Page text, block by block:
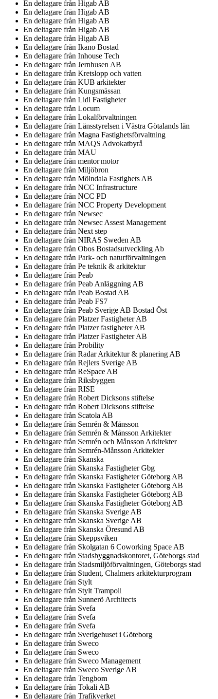
En deltagare från Higab AB
En deltagare från Higab AB
En deltagare från Higab AB
En deltagare från Higab AB
En deltagare från Higab AB
En deltagare från Ikano Bostad
En deltagare från Inhouse Tech
En deltagare från Jernhusen AB
En deltagare från Kretslopp och vatten
En deltagare från KUB arkitekter
En deltagare från Kungsmässan
En deltagare från Lidl Fastigheter
En deltagare från Locum
En deltagare från Lokalförvaltningen
En deltagare från Länsstyrelsen i Västra Götalands län
En deltagare från Magna Fastighetsförvaltning
En deltagare från MAQS Advokatbyrå
En deltagare från MAU
En deltagare från mentor|motor
En deltagare från Miljöbron
En deltagare från Mölndala Fastighets AB
En deltagare från NCC Infrastructure
En deltagare från NCC PD
En deltagare från NCC Property Development
En deltagare från Newsec
En deltagare från Newsec Assest Management
En deltagare från Next step
En deltagare från NIRAS Sweden AB
En deltagare från Obos Bostadsutveckling Ab
En deltagare från Park- och naturförvaltningen
En deltagare från Pe teknik & arkitektur
En deltagare från Peab
En deltagare från Peab Anläggning AB
En deltagare från Peab Bostad AB
En deltagare från Peab FS7
En deltagare från Peab Sverige AB Bostad Öst
En deltagare från Platzer Fastigheter AB
En deltagare från Platzer fastigheter AB
En deltagare från Platzer Fastigheter AB
En deltagare från Probility
En deltagare från Radar Arkitektur & planering AB
En deltagare från Rejlers Sverige AB
En deltagare från ReSpace AB
En deltagare från Riksbyggen
En deltagare från RISE
En deltagare från Robert Dicksons stiftelse
En deltagare från Robert Dicksons stiftelse
En deltagare från Scatola AB
En deltagare från Semrén & Månsson
En deltagare från Semrén & Månsson Arkitekter
En deltagare från Semrén och Månsson Arkitekter
En deltagare från Semrén-Månsson Arkitekter
En deltagare från Skanska
En deltagare från Skanska Fastigheter Gbg
En deltagare från Skanska Fastigheter Göteborg AB
En deltagare från Skanska Fastigheter Göteborg AB
En deltagare från Skanska Fastigheter Göteborg AB
En deltagare från Skanska Fastigheter Göteborg AB
En deltagare från Skanska Sverige AB
En deltagare från Skanska Sverige AB
En deltagare från Skanska Öresund AB
En deltagare från Skeppsviken
En deltagare från Skolgatan 6 Coworking Space AB
En deltagare från Stadsbyggnadskontoret, Göteborgs stad
En deltagare från Stadsmiljöförvaltningen, Göteborgs stad
En deltagare från Student, Chalmers arkitekturprogram
En deltagare från Stylt
En deltagare från Stylt Trampoli
En deltagare från Sunnerö Architects
En deltagare från Svefa
En deltagare från Svefa
En deltagare från Svefa
En deltagare från Sverigehuset i Göteborg
En deltagare från Sweco
En deltagare från Sweco
En deltagare från Sweco Management
En deltagare från Sweco Sverige AB
En deltagare från Tengbom
En deltagare från Tokali AB
En deltagare från Trafikverket